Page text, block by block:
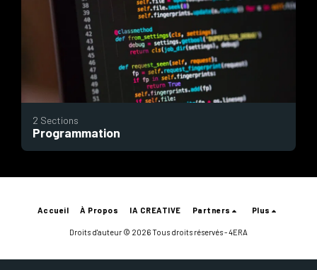
2 Sections
Programmation
Accueil À Propos IA CREATIVE Partners Plus
Droits d'auteur © 2026 Tous droits réservés -4ERA